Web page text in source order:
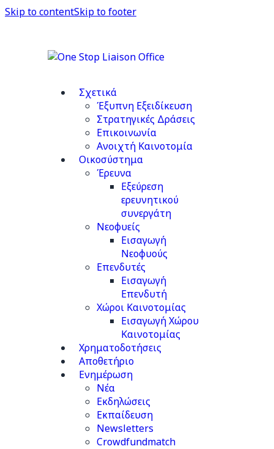
Skip to contentSkip to footer
Σχετικά
Έξυπνη Εξειδίκευση
Στρατηγικές Δράσεις
Επικοινωνία
Ανοιχτή Καινοτομία
Οικοσύστημα
Έρευνα
Εξεύρεση
ερευνητικού
συνεργάτη
Νεοφυείς
Εισαγωγή
Νεοφυούς
Επενδυτές
Εισαγωγή
Επενδυτή
Χώροι Καινοτομίας
Εισαγωγή Χώρου
Καινοτομίας
Χρηματοδοτήσεις
Αποθετήριο
Ενημέρωση
Νέα
Εκδηλώσεις
Εκπαίδευση
Newsletters
Crowdfundmatch